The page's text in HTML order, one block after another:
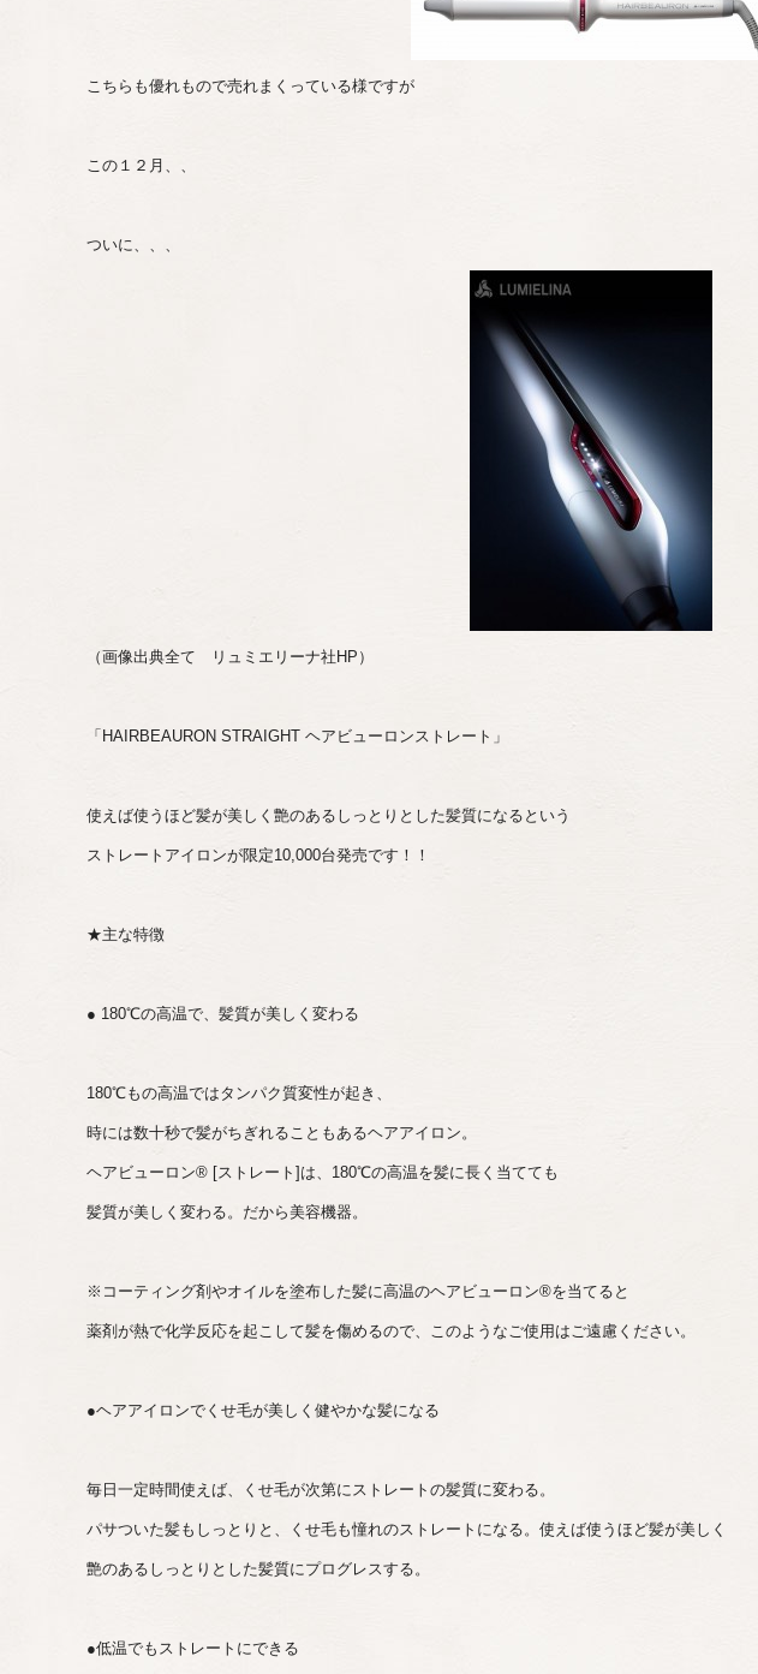
こちらも優れもので売れまくっている様ですが
この１２月、、
ついに、、、
（画像出典全て リュミエリーナ社HP）
「HAIRBEAURON STRAIGHT ヘアビューロンストレート」
使えば使うほど髪が美しく艶のあるしっとりとした髪質になるという
ストレートアイロンが限定10,000台発売です！！
★主な特徴
● 180℃の高温で、髪質が美しく変わる
180℃もの高温ではタンパク質変性が起き、
時には数十秒で髪がちぎれることもあるヘアアイロン。
ヘアビューロン® [ストレート]は、180℃の高温を髪に長く当てても
髪質が美しく変わる。だから美容機器。
※コーティング剤やオイルを塗布した髪に高温のヘアビューロン®を当てると
薬剤が熱で化学反応を起こして髪を傷めるので、このようなご使用はご遠慮ください。
●ヘアアイロンでくせ毛が美しく健やかな髪になる
毎日一定時間使えば、くせ毛が次第にストレートの髪質に変わる。
パサついた髪もしっとりと、くせ毛も憧れのストレートになる。使えば使うほど髪が美しく
艶のあるしっとりとした髪質にプログレスする。
●低温でもストレートにできる